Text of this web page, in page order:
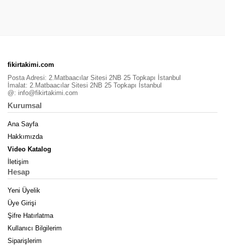
fikirtakimi.com
Posta Adresi: 2.Matbaacılar Sitesi 2NB 25 Topkapı İstanbul
İmalat: 2.Matbaacılar Sitesi 2NB 25 Topkapı İstanbul
@: info@fikirtakimi.com
Kurumsal
Ana Sayfa
Hakkımızda
Video Katalog
İletişim
Hesap
Yeni Üyelik
Üye Girişi
Şifre Hatırlatma
Kullanıcı Bilgilerim
Siparişlerim